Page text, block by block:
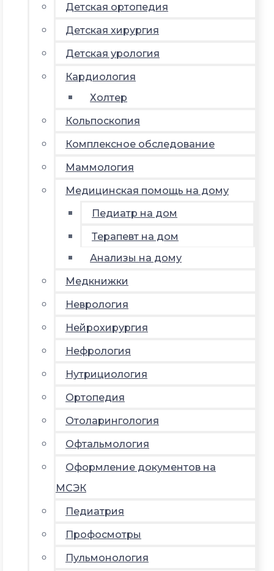
Детская ортопедия
Детская хирургия
Детская урология
Кардиология
Холтер
Кольпоскопия
Комплексное обследование
Маммология
Медицинская помощь на дому
Педиатр на дом
Терапевт на дом
Анализы на дому
Медкнижки
Неврология
Нейрохирургия
Нефрология
Нутрициология
Ортопедия
Отоларингология
Офтальмология
Оформление документов на
МСЭК
Педиатрия
Профосмотры
Пульмонология